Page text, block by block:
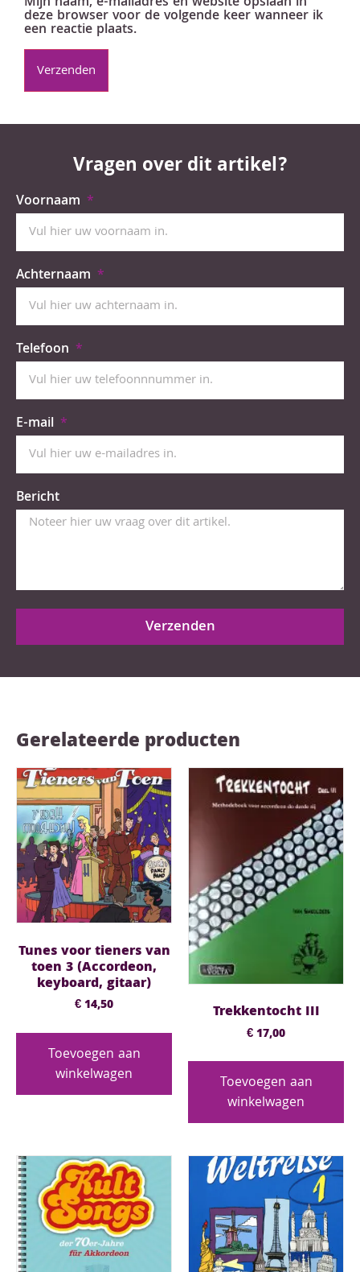
deze browser voor de volgende keer wanneer ik
een reactie plaats.
Vragen over dit artikel?
Voornaam
Achternaam
Telefoon
E-mail
Bericht
Verzenden
Gerelateerde producten
Tunes voor tieners van
toen 3 (Accordeon,
keyboard, gitaar)
€14,50
Toevoegen aan
winkelwagen
Trekkentocht III
€17,00
Toevoegen aan
winkelwagen